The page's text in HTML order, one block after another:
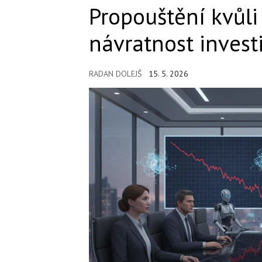
Propouštění
návratnost
RADAN DOLEJŠ 15. 5. 2026